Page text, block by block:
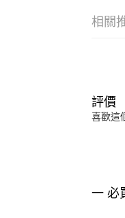
相關
評價
喜歡這
一 必